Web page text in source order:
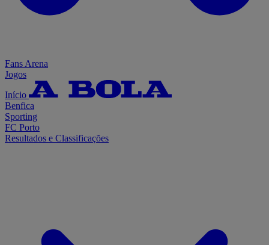
Fans Arena
Jogos
Início
Benfica
Sporting
FC Porto
Resultados e Classificações